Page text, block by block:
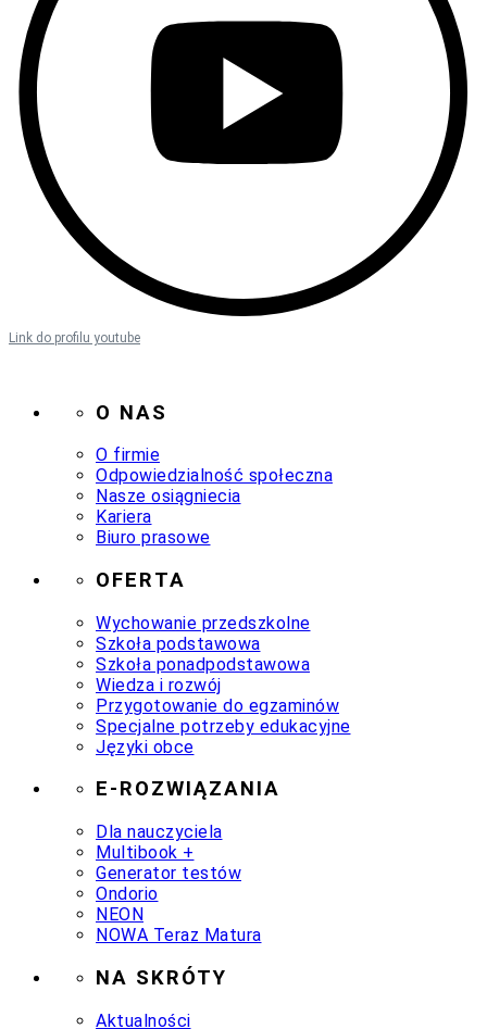
Link do profilu youtube
O NAS
O firmie
Odpowiedzialność społeczna
Nasze osiągniecia
Kariera
Biuro prasowe
OFERTA
Wychowanie przedszkolne
Szkoła podstawowa
Szkoła ponadpodstawowa
Wiedza i rozwój
Przygotowanie do egzaminów
Specjalne potrzeby edukacyjne
Języki obce
E-ROZWIĄZANIA
Dla nauczyciela
Multibook +
Generator testów
Ondorio
NEON
NOWA Teraz Matura
NA SKRÓTY
Aktualności